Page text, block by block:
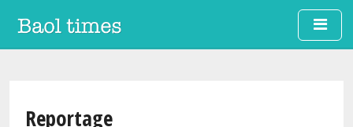
Aller au contenu principal
Reportage